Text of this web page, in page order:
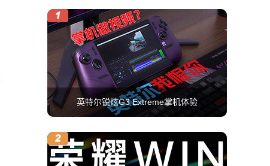
英特尔锐炫G3 Extreme掌机体验